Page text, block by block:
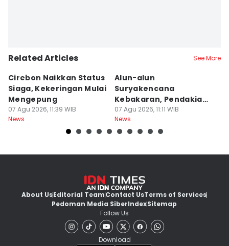
Related Articles See More
Cirebon Naikkan Status
Siaga, Kekeringan Mulai
Mengepung
07 Agu 2026, 11:39 WIB
News
Alun-alun
Suryakencana
Kebakaran, Pendakian
Gunung Gede Ditutup!
07 Agu 2026, 11:11 WIB
News
About UsEditorial TeamContact UsTerms of Services
Pedoman Media SiberIndexSitemap
Follow Us
Download